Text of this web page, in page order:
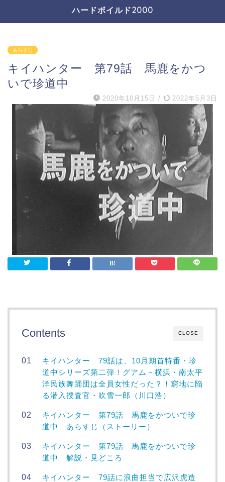
ハードボイルド2000
あらすじ
キイハンター 第79話 馬鹿をかつ
いで珍道中
2020年10月15日 / 2022年5月3日
CLOSE
Contents
キイハンター 79話は、10月期首特番・珍
道中シリーズ第二弾！グアム－横浜・南太平
洋民族舞踊団は全員女性だった？！窮地に陥
る潜入捜査官・吹雪一郎（川口浩）
キイハンター 第79話 馬鹿をかついで珍
道中 あらすじ（ストーリー）
キイハンター 第79話 馬鹿をかついで珍
道中 解説・見どころ
キイハンター 79話に浪曲担当で広沢虎造